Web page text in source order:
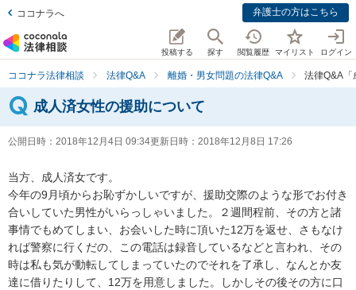
ココナラへ 弁護士の方はこちら
投稿する 探す 閲覧履歴 マイリスト ログイン
ココナラ法律相談 法律Q&A 離婚・男女問題の法律Q&A 法律Q&A「
成人済女性の援助について
公開日時： 2018年12月4日 09:34更新日時： 2018年12月8日 17:26
当方、成人済女です。
今年の9月頃からお恥ずかしいですが、援助交際のような形でお付き
合いしていた男性がいらっしゃいました。２週間程前、その方と諸
事情でもめてしまい、お会いした時に頂いた12万を返せ、さもなけ
れば警察に行くだの、この電話は録音しているなどと言われ、その
時は私も気が動転してしまっていたのでそれを了承し、なんとか友
達に借りたりして、12万を用意しました。しかしその後その方に口